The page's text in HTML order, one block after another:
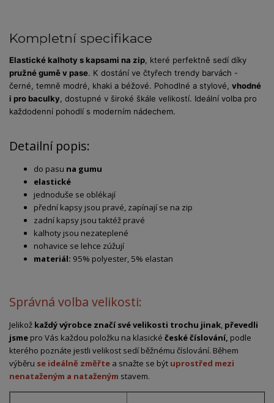
Kompletní specifikace
Elastické kalhoty s kapsami na zip , které perfektně sedí díky
pružné gumě v pase. K dostání ve čtyřech trendy barvách -
černé, temně modré, khaki a béžové. Pohodlné a stylové, vhodné
i pro baculky , dostupné v široké škále velikostí. Ideální volba pro
každodenní pohodlí s moderním nádechem.
Detailní popis:
do pasu na gumu
elastické
jednoduše se oblékají
přední kapsy jsou pravé, zapínají se na zip
zadní kapsy jsou taktéž pravé
kalhoty jsou nezateplené
nohavice se lehce zúžují
materiál: 95% polyester, 5% elastan
Správná volba velikosti:
Jelikož každý výrobce značí své velikosti trochu jinak, převedli
jsme pro Vás každou položku na klasické české číslování, podle
kterého poznáte jestli velikost sedí běžnému číslování. Během
výběru se ideálně změřte a snažte se být uprostřed mezi
nenataženým a nataženým stavem.